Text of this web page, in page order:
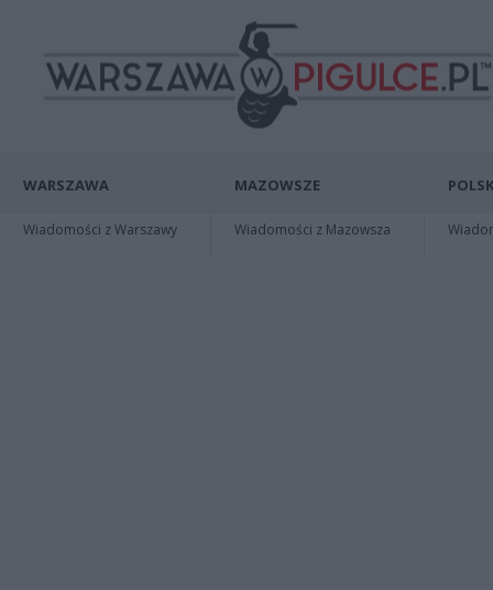
WARSZAWA
Wiadomości z Warszawy
MAZOWSZE
Wiadomości z Mazowsza